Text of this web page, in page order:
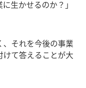
生かせるのか？」
それを今後の事業
けて答えることが大